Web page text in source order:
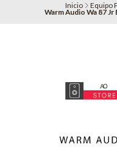
Inicio Equipo
Warm Audio Wa 87